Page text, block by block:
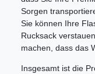
Sorgen
Sie können Ihre
Rucksack
machen, dass das
Insgesamt ist die